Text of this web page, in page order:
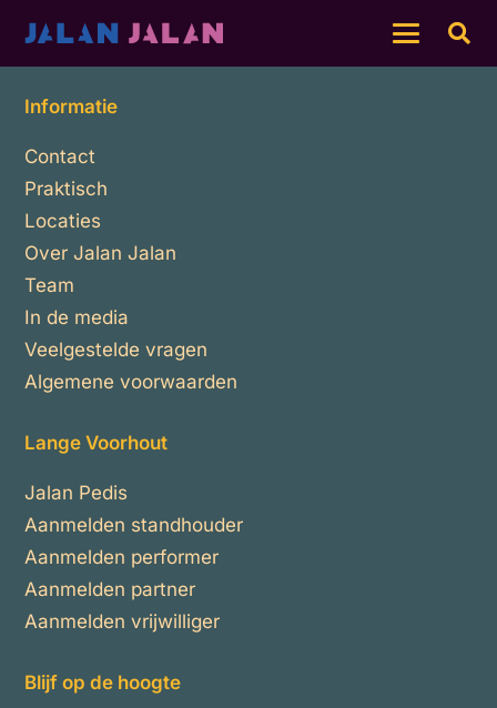
Informatie
Contact
Praktisch
Locaties
Over Jalan Jalan
Team
In de media
Veelgestelde vragen
Algemene voorwaarden
Lange Voorhout
Jalan Pedis
Aanmelden standhouder
Aanmelden performer
Aanmelden partner
Aanmelden vrijwilliger
Blijf op de hoogte